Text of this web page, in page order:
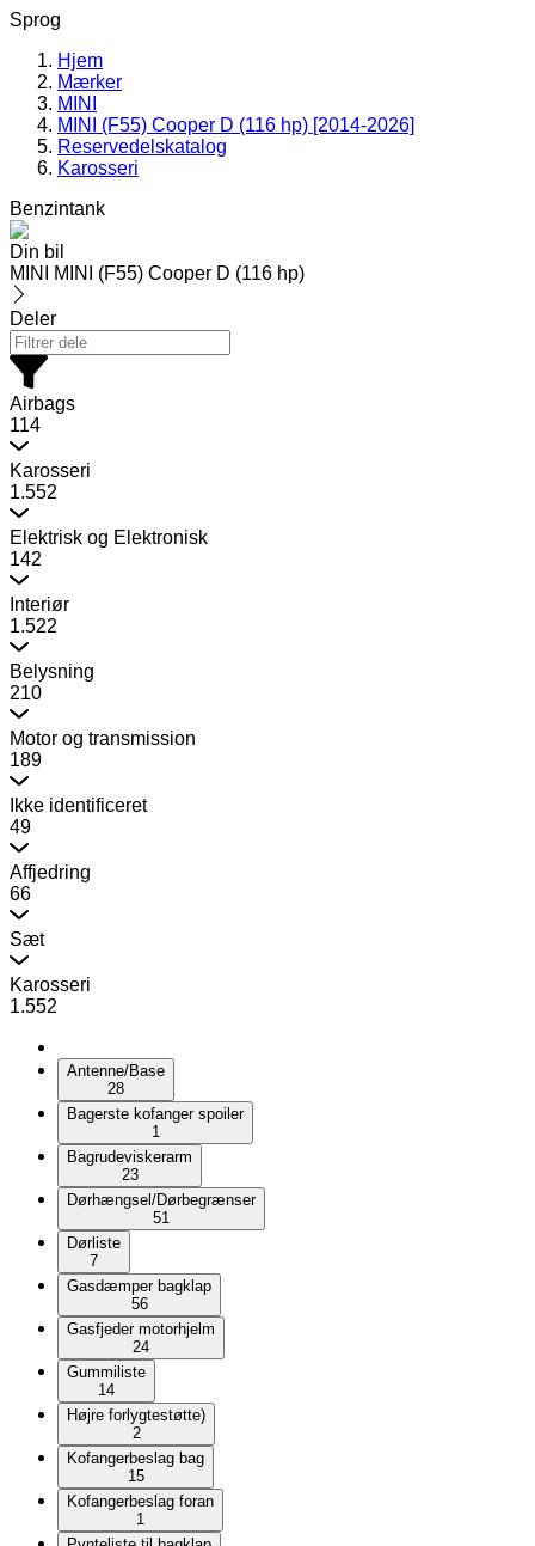
Sprog
Hjem
Mærker
MINI
MINI (F55) Cooper D (116 hp) [2014-2026]
Reservedelskatalog
Karosseri
Benzintank
Din bil
MINI MINI (F55) Cooper D (116 hp)
Deler
Airbags
114
Karosseri
1.552
Elektrisk og Elektronisk
142
Interiør
1.522
Belysning
210
Motor og transmission
189
Ikke identificeret
49
Affjedring
66
Sæt
Karosseri
1.552
Antenne/Base
28
Bagerste kofanger spoiler
1
Bagrudeviskerarm
23
Dørhængsel/Dørbegrænser
51
Dørliste
7
Gasdæmper bagklap
56
Gasfjeder motorhjelm
24
Gummiliste
14
Højre forlygtestøtte)
2
Kofangerbeslag bag
15
Kofangerbeslag foran
1